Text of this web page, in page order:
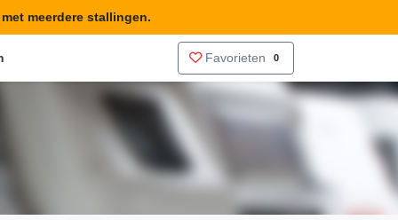
meerdere stallingen.
Favorieten 0